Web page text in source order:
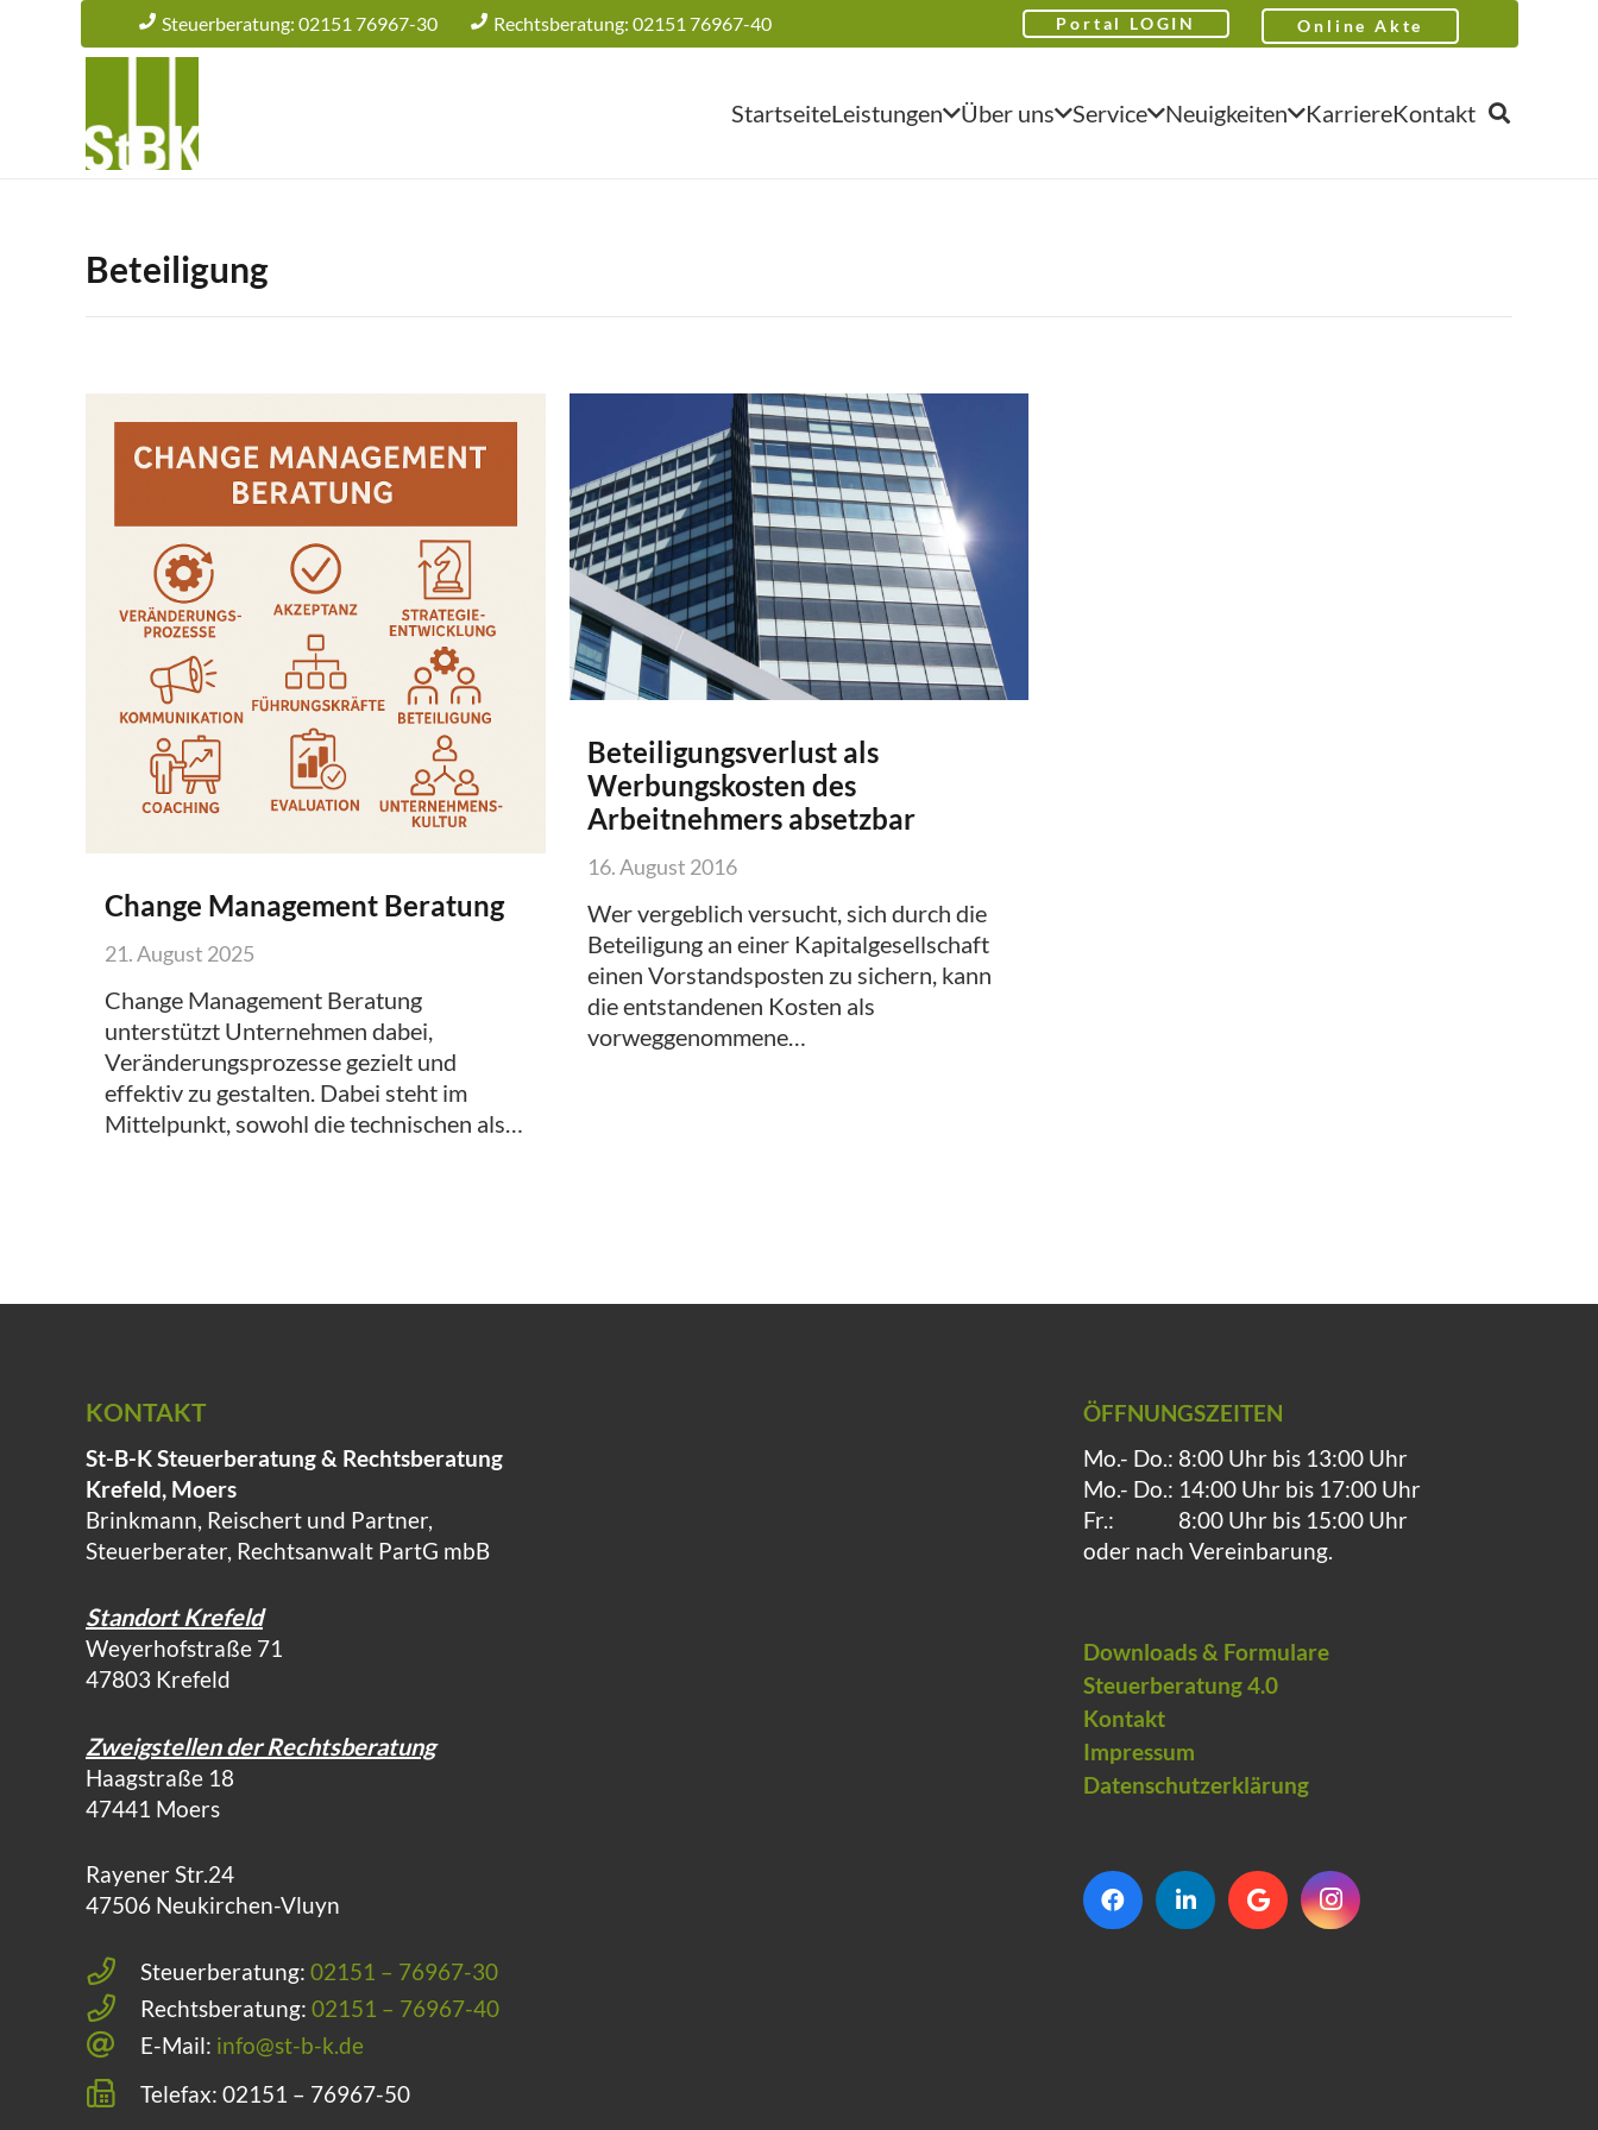
Steuerberatung: 02151 76967-30 Rechtsberatung: 02151 76967-40 Portal LOGIN Online Akte
StartseiteLeistungen Über uns Service Neuigkeiten KarriereKontakt
Beteiligung
Change Management Beratung
21. August 2025
Change Management Beratung
unterstützt Unternehmen dabei,
Veränderungsprozesse gezielt und
effektiv zu gestalten. Dabei steht im
Mittelpunkt, sowohl die technischen als…
Beteiligungsverlust als
Werbungskosten des
Arbeitnehmers absetzbar
16. August 2016
Wer vergeblich versucht, sich durch die
Beteiligung an einer Kapitalgesellschaft
einen Vorstandsposten zu sichern, kann
die entstandenen Kosten als
vorweggenommene…
KONTAKT
St-B-K Steuerberatung & Rechtsberatung
Krefeld, Moers
Brinkmann, Reischert und Partner,
Steuerberater, Rechtsanwalt PartG mbB
Standort Krefeld
Weyerhofstraße 71
47803 Krefeld
Zweigstellen der Rechtsberatung
Haagstraße 18
47441 Moers
Rayener Str.24
47506 Neukirchen-Vluyn
Steuerberatung: 02151 – 76967-30
Rechtsberatung: 02151 – 76967-40
E-Mail: info@st-b-k.de
Telefax: 02151 – 76967-50
ÖFFNUNGSZEITEN
Mo.- Do.: 8:00 Uhr bis 13:00 Uhr
Mo.- Do.: 14:00 Uhr bis 17:00 Uhr
Fr.:
8:00 Uhr bis 15:00 Uhr
oder nach Vereinbarung.
Downloads & Formulare
Steuerberatung 4.0
Kontakt
Impressum
Datenschutzerklärung